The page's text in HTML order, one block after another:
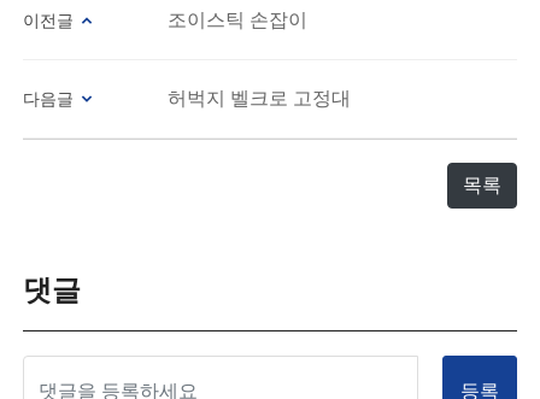
이전글 조이스틱 손잡이
다음글 허벅지 벨크로 고정대
목록
댓글
등록